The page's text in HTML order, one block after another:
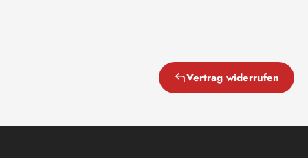
Gehe zu Element 1
Gehe zu Element 2
Gehe zu Element 3
Gehe zu Element 4
Gehe zu Element 5
Vertrag widerrufen